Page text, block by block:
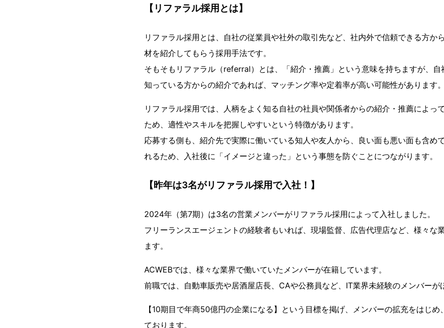
【リファラル採用とは】
リファラル採用とは、自社の従業員や社外の取引先など、社内外で信頼できる方か
材を紹介してもらう採用手法です。
そもそもリファラル（referral）とは、「紹介・推薦」という意味を持ちますが、自
知っている方からの紹介であれば、マッチング率や定着率が高い可能性があります。
リファラル採用では、人柄をよく知る自社の社員や関係者からの紹介・推薦によっ
ため、適性やスキルを把握しやすいという特徴があります。
応募する側も、紹介先で実際に働いている知人や友人から、良い面も悪い面も含め
れるため、入社後に「イメージと違った」という事態を防ぐことにつながります。
【昨年は3名がリファラル採用で入社！】
2024年（第7期）は3名の営業メンバーがリファラル採用によって入社しました。
フリーランスエージェントの経験者もいれば、現場監督、広告代理店など、様々な
ます。
ACWEBでは、様々な業界で働いていたメンバーが在籍しています。
前職では、自動車販売や居酒屋店長、CAや公務員など、IT業界未経験のメンバーが
【10期目で年商50億円の企業になる】という目標を掲げ、メンバーの拡充をはじめ
ております。